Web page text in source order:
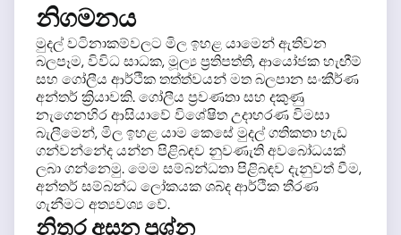
නිගමනය
මුදල් වටිනාකම්වලට මිල ඉහළ යාමෙන් ඇතිවන
බලපෑම, විවිධ සාධක, මූල්‍ය ප්‍රතිපත්ති, ආයෝජක හැඟීම්
සහ ගෝලීය ආර්ථික තත්ත්වයන් මත බලපාන සංකීර්ණ
අන්තර් ක්‍රියාවකි. ගෝලීය ප්‍රවණතා සහ දකුණු
නැගෙනහිර ආසියාවේ විශේෂිත උදාහරණ විමසා
බැලීමෙන්, මිල ඉහළ යාම කෙසේ මුදල් ගතිකතා හැඩ
ගන්වන්නේද යන්න පිළිබඳව නුවණැති අවබෝධයක්
ලබා ගන්නෙමු. මෙම සම්බන්ධතා පිළිබඳව දැනුවත් වීම,
අන්තර් සම්බන්ධ ලෝකයක ශබ්ද ආර්ථික තීරණ
ගැනීමට අත්‍යවශ්‍ය වේ.
නිතර අසන ප්‍රශ්න